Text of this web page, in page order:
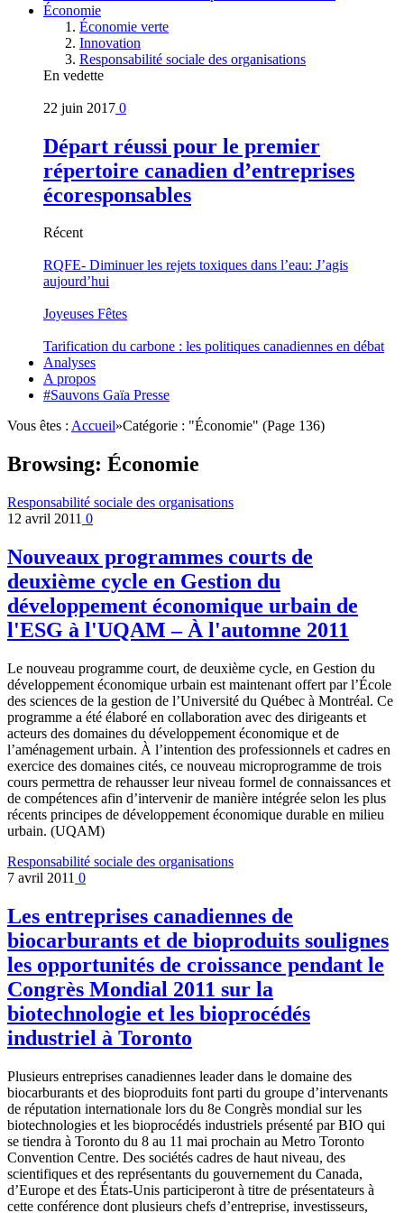
Économie
Économie verte
Innovation
Responsabilité sociale des organisations
En vedette
22 juin 2017 0
Départ réussi pour le premier
répertoire canadien d’entreprises
écoresponsables
Récent
RQFE- Diminuer les rejets toxiques dans l’eau: J’agis
aujourd’hui
Joyeuses Fêtes
Tarification du carbone : les politiques canadiennes en débat
Analyses
A propos
#Sauvons Gaïa Presse
Vous êtes : Accueil»Catégorie : "Économie" (Page 136)
Browsing: Économie
Responsabilité sociale des organisations
12 avril 2011 0
Nouveaux programmes courts de
deuxième cycle en Gestion du
développement économique urbain de
l'ESG à l'UQAM – À l'automne 2011
Le nouveau programme court, de deuxième cycle, en Gestion du
développement économique urbain est maintenant offert par l’École
des sciences de la gestion de l’Université du Québec à Montréal. Ce
programme a été élaboré en collaboration avec des dirigeants et
acteurs des domaines du développement économique et de
l’aménagement urbain. À l’intention des professionnels et cadres en
exercice des domaines cités, ce nouveau microprogramme de trois
cours permettra de rehausser leur niveau formel de connaissances et
de compétences afin d’intervenir de manière intégrée selon les plus
récents principes de développement économique durable en milieu
urbain. (UQAM)
Responsabilité sociale des organisations
7 avril 2011 0
Les entreprises canadiennes de
biocarburants et de bioproduits soulignes
les opportunités de croissance pendant le
Congrès Mondial 2011 sur la
biotechnologie et les bioprocédés
industriel à Toronto
Plusieurs entreprises canadiennes leader dans le domaine des
biocarburants et des bioproduits font parti du groupe d’intervenants
de réputation internationale lors du 8e Congrès mondial sur les
biotechnologies et les bioprocédés industriels présenté par BIO qui
se tiendra à Toronto du 8 au 11 mai prochain au Metro Toronto
Convention Centre. Des sociétés cadres de haut niveau, des
scientifiques et des représentants du gouvernement du Canada,
d’Europe et des États-Unis participeront à titre de présentateurs à
cette conférence dont plusieurs chefs d’entreprise, investisseurs,